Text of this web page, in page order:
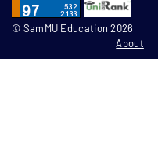
© SamMU Education 2026
About